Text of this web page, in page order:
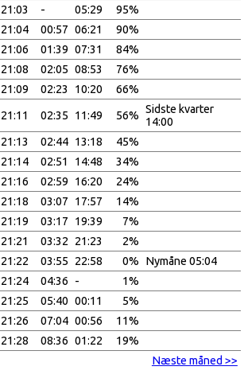
21:03 - 05:29
95%
21:04 00:57 06:21
90%
21:06 01:39 07:31
84%
21:08 02:05 08:53
76%
21:09 02:23 10:20 66%
21:11 02:35 11:49 56% Sidste kvarter
14:00
21:13 02:44 13:18
45%
21:14 02:51 14:48
34%
21:16 02:59 16:20
24%
21:18 03:07 17:57
14%
21:19 03:17 19:39
7%
21:21 03:32 21:23
2%
21:22 03:55 22:58 0%
Nymåne 05:04
21:24 04:36 -
1%
21:25 05:40 00:11
5%
21:26 07:04 00:56
11%
21:28 08:36 01:22
19%
Næste måned >>